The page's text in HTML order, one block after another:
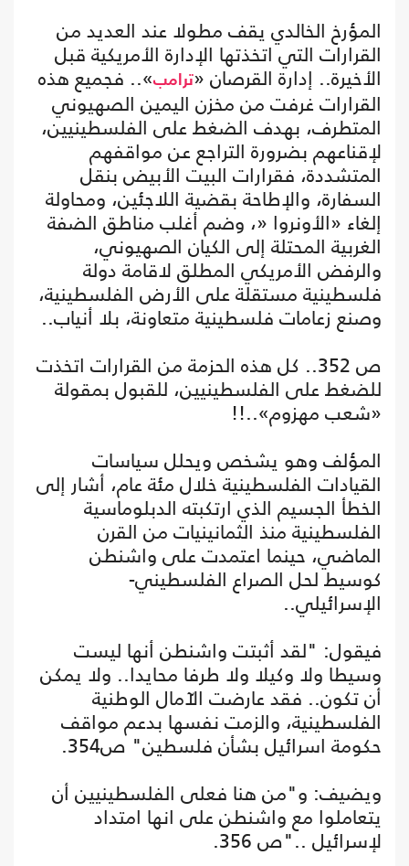
المؤرخ الخالدي يقف مطولا عند العديد من
القرارات التي اتخذتها الإدارة الأمريكية قبل
الأخيرة.. إدارة القرصان «ترامب».. فجميع هذه
القرارات غرفت من مخزن اليمين الصهيوني
المتطرف، بهدف الضغط على الفلسطينيين،
لإقناعهم بضرورة التراجع عن مواقفهم
المتشددة، فقرارات البيت الأبيض بنقل
السفارة، والإطاحة بقضية اللاجئين، ومحاولة
إلغاء «الأونروا «، وضم أغلب مناطق الضفة
الغربية المحتلة إلى الكيان الصهيوني،
والرفض الأمريكي المطلق لاقامة دولة
فلسطينية مستقلة على الأرض الفلسطينية،
وصنع زعامات فلسطينية متعاونة، بلا أنياب..
ص 352.. كل هذه الحزمة من القرارات اتخذت
للضغط على الفلسطينيين، للقبول بمقولة
«شعب مهزوم»..!!
المؤلف وهو يشخص ويحلل سياسات
القيادات الفلسطينية خلال مئة عام، أشار إلى
الخطأ الجسيم الذي ارتكبته الدبلوماسية
الفلسطينية منذ الثمانينيات من القرن
الماضي، حينما اعتمدت على واشنطن
كوسيط لحل الصراع الفلسطيني-
الإسرائيلي..
فيقول: "لقد أثبتت واشنطن أنها ليست
وسيطا ولا وكيلا ولا طرفا محايدا.. ولا يمكن
أن تكون.. فقد عارضت الآمال الوطنية
الفلسطينية، والزمت نفسها بدعم مواقف
حكومة اسرائيل بشأن فلسطين" ص354.
ويضيف: و"من هنا فعلى الفلسطينيين أن
يتعاملوا مع واشنطن على انها امتداد
لإسرائيل .."ص 356.